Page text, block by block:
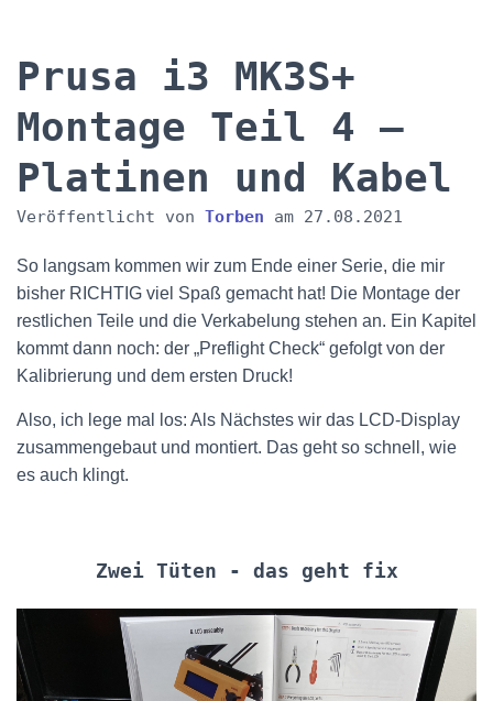
Prusa i3 MK3S+
Montage Teil 4 –
Platinen und Kabel
Veröffentlicht von Torben am 27.08.2021
So langsam kommen wir zum Ende einer Serie, die mir
bisher RICHTIG viel Spaß gemacht hat! Die Montage der
restlichen Teile und die Verkabelung stehen an. Ein Kapitel
kommt dann noch: der „Preflight Check“ gefolgt von der
Kalibrierung und dem ersten Druck!
Also, ich lege mal los: Als Nächstes wir das LCD-Display
zusammengebaut und montiert. Das geht so schnell, wie
es auch klingt.
Zwei Tüten - das geht fix